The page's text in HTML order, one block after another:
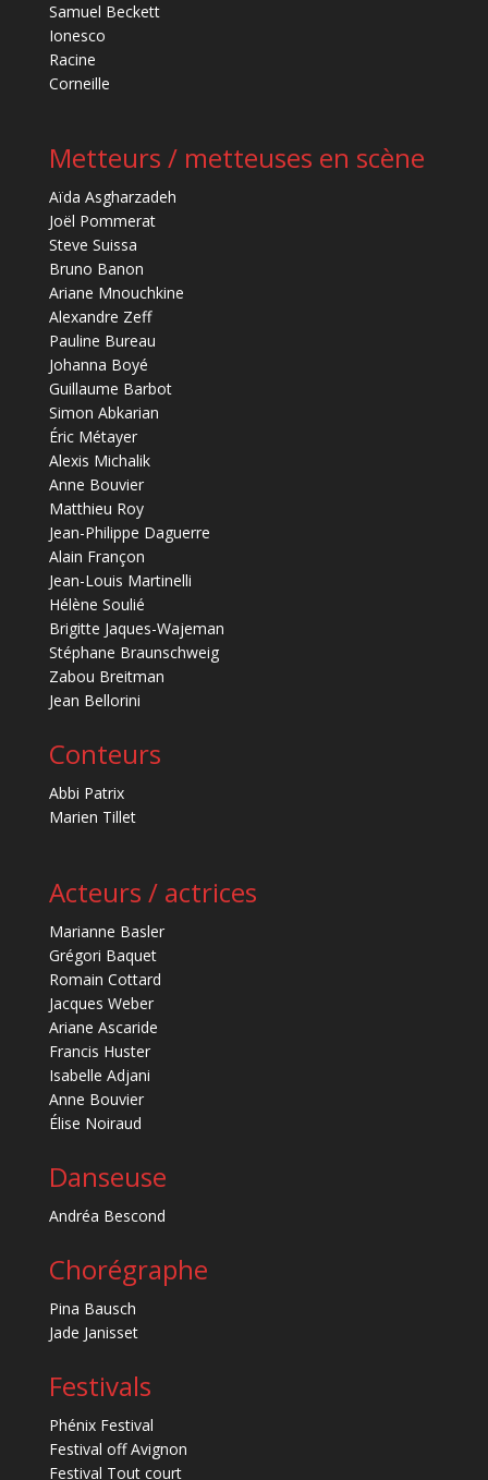
Samuel Beckett
Ionesco
Racine
Corneille
Metteurs / metteuses en scène
Aïda Asgharzadeh
Joël Pommerat
Steve Suissa
Bruno Banon
Ariane Mnouchkine
Alexandre Zeff
Pauline Bureau
Johanna Boyé
Guillaume Barbot
Simon Abkarian
Éric Métayer
Alexis Michalik
Anne Bouvier
Matthieu Roy
Jean-Philippe Daguerre
Alain Françon
Jean-Louis Martinelli
Hélène Soulié
Brigitte Jaques-Wajeman
Stéphane Braunschweig
Zabou Breitman
Jean Bellorini
Conteurs
Abbi Patrix
Marien Tillet
Acteurs / actrices
Marianne Basler
Grégori Baquet
Romain Cottard
Jacques Weber
Ariane Ascaride
Francis Huster
Isabelle Adjani
Anne Bouvier
Élise Noiraud
Danseuse
Andréa Bescond
Chorégraphe
Pina Bausch
Jade Janisset
Festivals
Phénix Festival
Festival off Avignon
Festival Tout court